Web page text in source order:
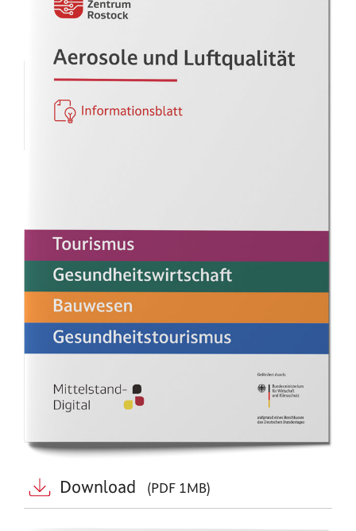
Download (PDF 1MB)